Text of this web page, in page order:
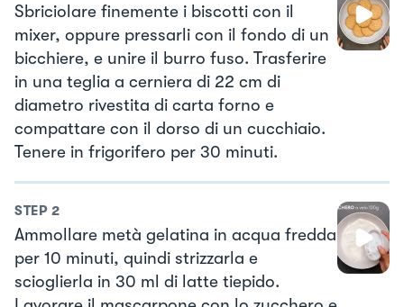
Sbriciolare finemente i biscotti con il
mixer, oppure pressarli con il fondo di un
bicchiere, e unire il burro fuso. Trasferire
in una teglia a cerniera di 22 cm di
diametro rivestita di carta forno e
compattare con il dorso di un cucchiaio.
Tenere in frigorifero per 30 minuti.
STEP 2
Ammollare metà gelatina in acqua fredda
per 10 minuti, quindi strizzarla e
scioglierla in 30 ml di latte tiepido.